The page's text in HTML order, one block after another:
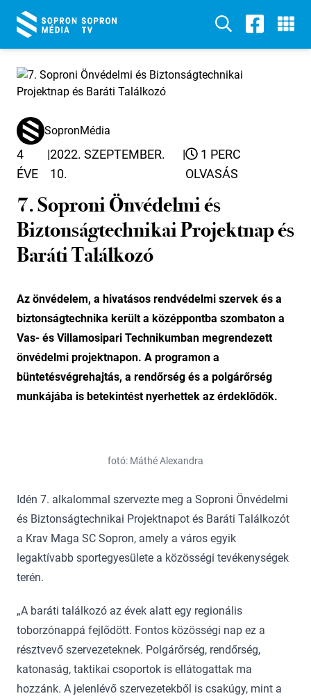
SopronMédia
4
ÉVE
|2022. SZEPTEMBER.
10.
|
1 PERC
OLVASÁS
7. Soproni Önvédelmi és
Biztonságtechnikai Projektnap és
Baráti Találkozó
Az önvédelem, a hivatásos rendvédelmi szervek és a
biztonságtechnika került a középpontba szombaton a
Vas- és Villamosipari Technikumban megrendezett
önvédelmi projektnapon. A programon a
büntetésvégrehajtás, a rendőrség és a polgárőrség
munkájába is betekintést nyerhettek az érdeklődők.
fotó: Máthé Alexandra
Idén 7. alkalommal szervezte meg a Soproni Önvédelmi
és Biztonságtechnikai Projektnapot és Baráti Találkozót
a Krav Maga SC Sopron, amely a város egyik
legaktívabb sportegyesülete a közösségi tevékenységek
terén.
„A baráti találkozó az évek alatt egy regionális
toborzónappá fejlődött. Fontos közösségi nap ez a
résztvevő szervezeteknek. Polgárőrség, rendőrség,
katonaság, taktikai csoportok is ellátogattak ma
hozzánk. A jelenlévő szervezetekből is csakúgy, mint a